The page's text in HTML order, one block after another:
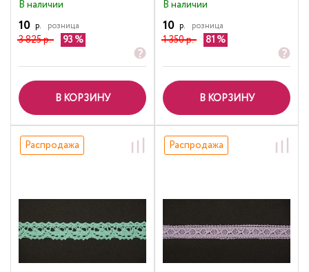
В наличии
10 р. розница
3 825 р. 93
В КОРЗИНУ
В наличии
10 р. розница
1 350 р. 81
В КОРЗИНУ
Распродажа Распродажа